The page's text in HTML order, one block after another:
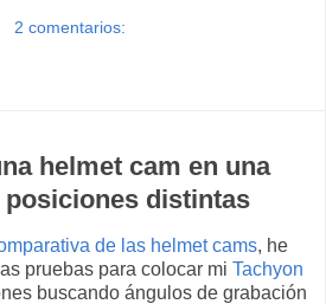
2 comentarios:
helmet cam en una
distintas
de las helmet cams, he
pruebas para colocar mi Tachyon
buscando ángulos de grabación